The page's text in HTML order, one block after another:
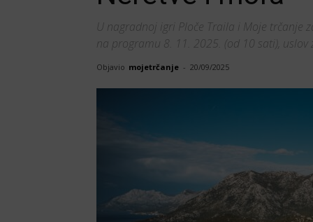
U nagradnoj igri Ploče Traila i Moje trčanje
na programu 8. 11. 2025. (od 10 sati),
Objavio mojetrčanje - 20/09/2025